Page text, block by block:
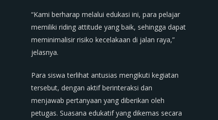
“Kami berharap melalui edukasi ini, para pelajar
memiliki riding attitude yang baik, sehingga dapat
meminimalisir risiko kecelakaan di jalan raya,”
jelasnya.
Para siswa terlihat antusias mengikuti kegiatan
tersebut, dengan aktif berinteraksi dan
menjawab pertanyaan yang diberikan oleh
petugas. Suasana edukatif yang dikemas secara